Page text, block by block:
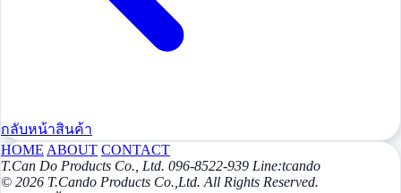
กลับหน้าสินค้า
HOME ABOUT CONTACT
T.Can Do Products Co., Ltd. 096-8522-939 Line:tcando
© 2026 T.Cando Products Co.,Ltd. All Rights Reserved.